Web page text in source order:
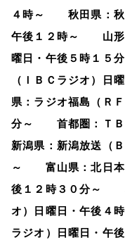
４時～ 秋田県：秋
午後１２時～ 山形
曜日・午後５時１
（ＩＢＣラジオ）
県：ラジオ福島（Ｒ
分～ 首都圏：ＴＢ
新潟県：新潟放送（
～ 富山県：北日本
後１２時３０分～
オ）日曜日・午後４
ラジオ）日曜日・